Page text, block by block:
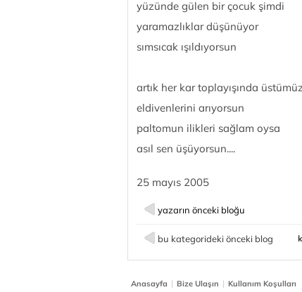
yüzünde gülen bir çocuk şimdi
yaramazlıklar düşünüyor
sımsıcak ışıldıyorsun
artık her kar toplayışında
eldivenlerini arıyorsun
paltomun ilikleri sağlam oysa
asıl sen üşüyorsun....
25 mayıs 2005
yazarın önceki bloğu
bu kategorideki önceki blog
Anasayfa | Bize Ulaşın | Kullanım Koşulları